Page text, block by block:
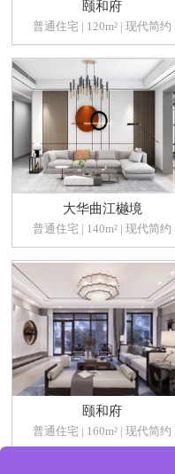
颐和府
普通住宅 | 120m² | 现代简约
大华曲江樾境
普通住宅 | 140m² | 现代简约
颐和府
普通住宅 | 160m² | 现代简约